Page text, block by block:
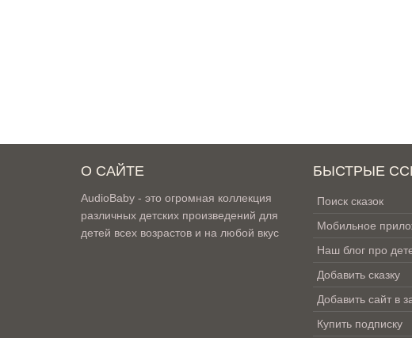
О САЙТЕ
AudioBaby - это огромная коллекция
различных детских произведений для
детей всех возрастов и на любой вкус
БЫСТРЫЕ
Поиск сказок
Мобильное
Наш блог про
Добавить сказку
Добавить сайт в
Купить подписку